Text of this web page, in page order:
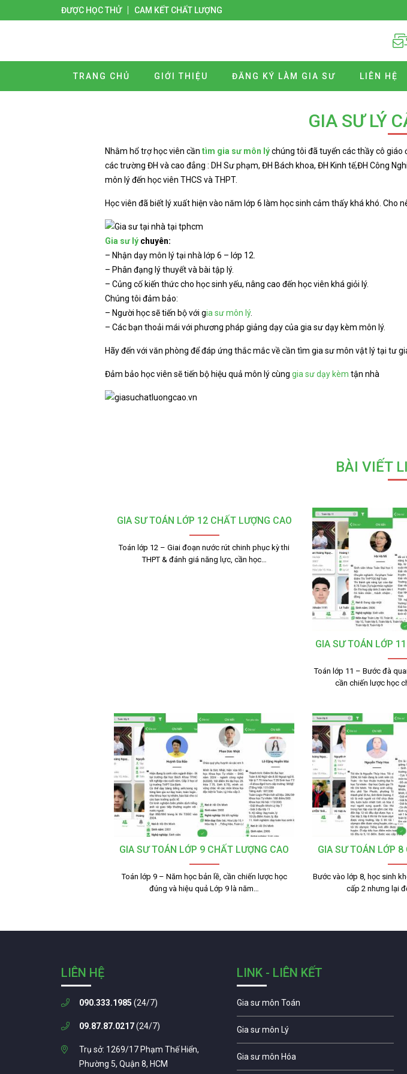
ĐƯỢC HỌC THỬ CAM KẾT CHẤT LƯỢNG
TRANG CHỦ GIỚI THIỆU ĐĂNG KÝ LÀM GIA SƯ LIÊN HỆ
GIA SƯ LÝ
Nhằm hổ trợ học viên cần tìm gia sư môn lýchúng tôi đã tuyển các thầy cô giáo
các trường ĐH và cao đẳng : DH Sư phạm, ĐH Bách khoa, ĐH Kinh tế,ĐH Công
môn lý đến học viên THCS và THPT.
Học viên đã biết lý xuất hiện vào năm lớp 6 làm học sinh cảm thấy khá khó. Cho
Gia sư lý chuyên:
– Nhận dạy môn lý tại nhà lớp 6 – lớp 12.
– Phân đạng lý thuyết và bài tập lý.
– Củng cố kiến thức cho học sinh yếu, nâng cao đến học viên khá giỏi lý.
Chúng tôi đảm bảo:
– Người học sẽ tiến bộ với gia sư môn lý.
– Các bạn thoải mái với phương pháp giảng dạy của gia sư dạy kèm môn lý.
Hãy đến với văn phòng để đáp ứng thắc mắc về cần tìm gia sư môn vật lý tại tư
Đảm bảo học viên sẽ tiến bộ hiệu quả môn lý cùng gia sư dạy kèm tận nhà
BÀI VIẾT
GIA SƯ TOÁN LỚP 12 CHẤT LƯỢNG CAO
Toán lớp 12 – Giai đoạn nước rút chinh phục kỳ thi
THPT & đánh giá năng lực, cần học…
GIA SƯ TOÁN LỚP
Toán lớp 11 – Bước đà
cần chiến lược học
GIA SƯ TOÁN LỚP 9 CHẤT LƯỢNG CAO
Toán lớp 9 – Năm học bản lề, cần chiến lược học
đúng và hiệu quả Lớp 9 là năm…
GIA SƯ TOÁN LỚP
Bước vào lớp 8, học sinh
cấp 2 nhưng lại
LIÊN HỆ
090.333.1985 (24/7)
09.87.87.0217(24/7)
Trụ sở: 1269/17 Phạm Thế Hiển,
Phường 5, Quận 8, HCM
LINK - LIÊN KẾT
Gia sư môn Toán
Gia sư môn Lý
Gia sư môn Hóa